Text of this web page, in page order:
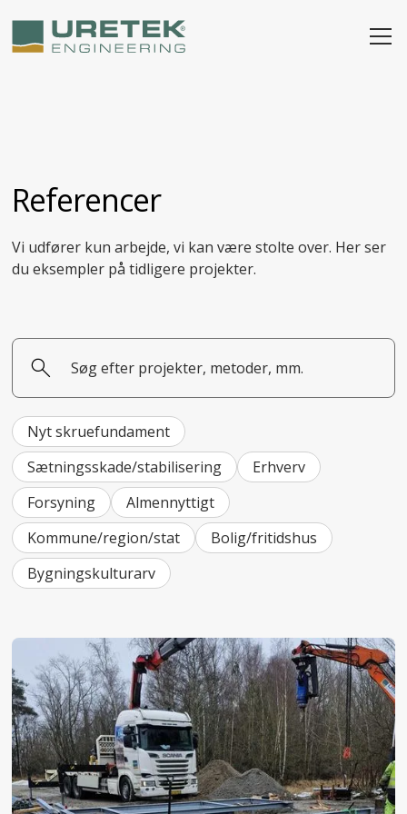
Referencer
Vi udfører kun arbejde, vi kan være stolte over. Her ser
du eksempler på tidligere projekter.
Nyt skruefundament
Sætningsskade/stabilisering
Erhverv
Forsyning
Almennyttigt
Kommune/region/stat
Bolig/fritidshus
Bygningskulturarv